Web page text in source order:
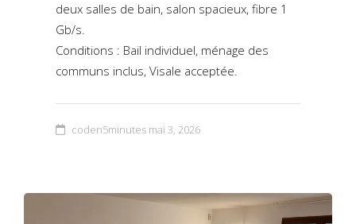
deux salles de bain, salon spacieux, fibre 1
Gb/s.
Conditions : Bail individuel, ménage des
communs inclus, Visale acceptée.
coden5minutes mai 3, 2026